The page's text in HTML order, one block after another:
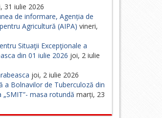
31 iulie 2026
de informare, Agenția de
Agricultură (AIPA) vineri,
Situaţii Excepţionale a
din 01 iulie 2026 joi, 2 iulie
joi, 2 iulie 2026
a Bolnavilor de Tuberculoză din
masa rotundă marți, 23